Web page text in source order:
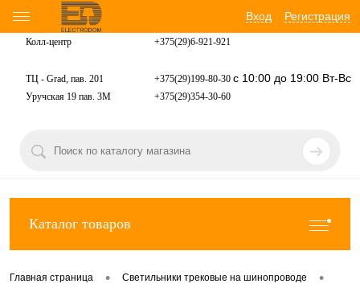
Вход Регистрация
Колл-центр +375(29)6-921-921
ТЦ - Grad, пав. 201 +375(29)199-80-30 с 10:00 до 19:00 Вт-Вс
Уручская 19 пав. 3М +375(29)354-30-60
Каталог товаров
Главная страница • Светильники трековые на шинопроводе •